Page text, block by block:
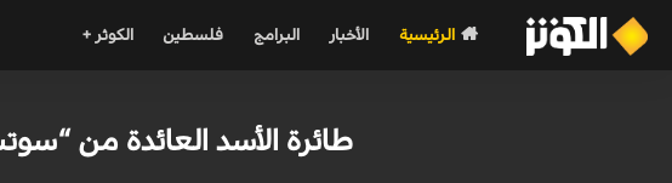
الرئيسية الأخبار البرامج فلسطين الكوثر +
طائرة الأسد العائدة من